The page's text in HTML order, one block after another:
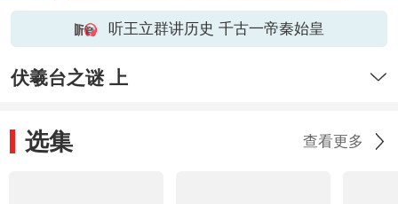
听王立群讲历史 千古一帝秦始皇
伏羲台之谜 上
选集 查看更多